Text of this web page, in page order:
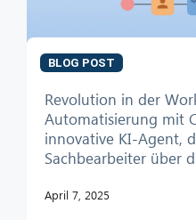
BLOG POST
Revolution in der
Automatisierung mit
innovative KI-Agent,
Sachbearbeiter über
April 7, 2025